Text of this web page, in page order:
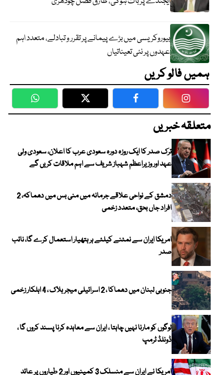
بیوروکریسی میں بڑے پیمانے پر تقرر و تبادلے، متعدد اہم
عہدوں پر نئی تعیناتیاں
ہمیں فالو کریں
WhatsApp Twitter Facebook
متعلقہ خبریں
ترک صدر کا ایک روزہ دورہ سعودی عرب کا اعلان، سعودی ولی
عہد اور وزیراعظم شہباز شریف سے اہم ملاقات کریں گے
دمشق کے نواحی علاقے جرمانہ میں منی بس میں دھماکہ، 2
افراد جاں بحق، متعدد زخمی
امریکا ایران سے نمٹنے کیلئے ہر ہتھیار استعمال کرے گا، نائب
صدر
جنوبی لبنان میں دھماکا ، 2 اسرائیلی میجر ہلاک ، 4 اہلکار زخمی
لوگوں کو مارنا نہیں چاہتا ، ایران سے معاہدہ کرنا پسند کروں گا ،
ڈونلڈ ٹرمپ
امریکا نے ایران سے منسلک 3 کمپنیوں اور 2 طیاروں پر عائد